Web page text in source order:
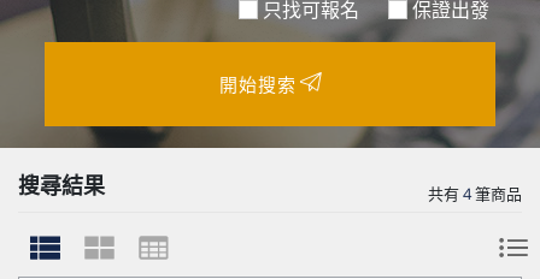
只找可報名 保證出發
開始搜索
搜尋結果 共有4筆商品